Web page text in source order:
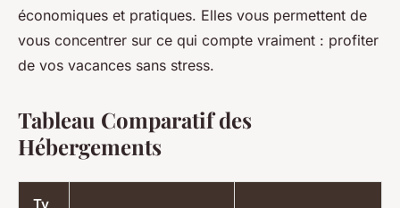
économiques et pratiques. Elles vous permettent de
vous concentrer sur ce qui compte vraiment : profiter
de vos vacances sans stress.
Tableau Comparatif des
Hébergements
Ty